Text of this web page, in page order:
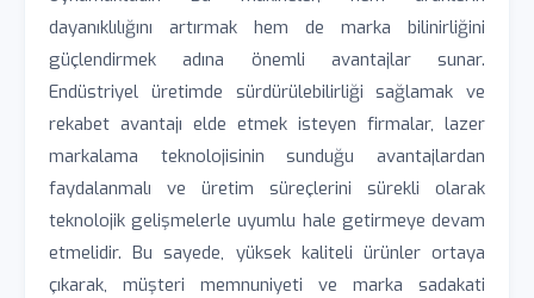
dayanıklılığını artırmak hem de marka bilinirliğini
güçlendirmek adına önemli avantajlar sunar.
Endüstriyel üretimde sürdürülebilirliği sağlamak ve
rekabet avantajı elde etmek isteyen firmalar, lazer
markalama teknolojisinin sunduğu avantajlardan
faydalanmalı ve üretim süreçlerini sürekli olarak
teknolojik gelişmelerle uyumlu hale getirmeye devam
etmelidir. Bu sayede, yüksek kaliteli ürünler ortaya
çıkarak, müşteri memnuniyeti ve marka sadakati